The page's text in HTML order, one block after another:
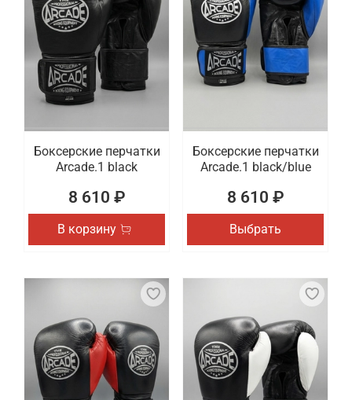
Боксерские перчатки
Arcade.1 black
8 610 ₽
В корзину
Боксерские перчатки
Arcade.1 black/blue
8 610 ₽
Выбрать